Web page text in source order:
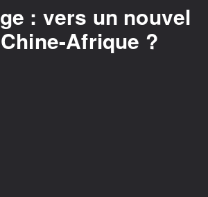
: vers un nouvel
Afrique ?